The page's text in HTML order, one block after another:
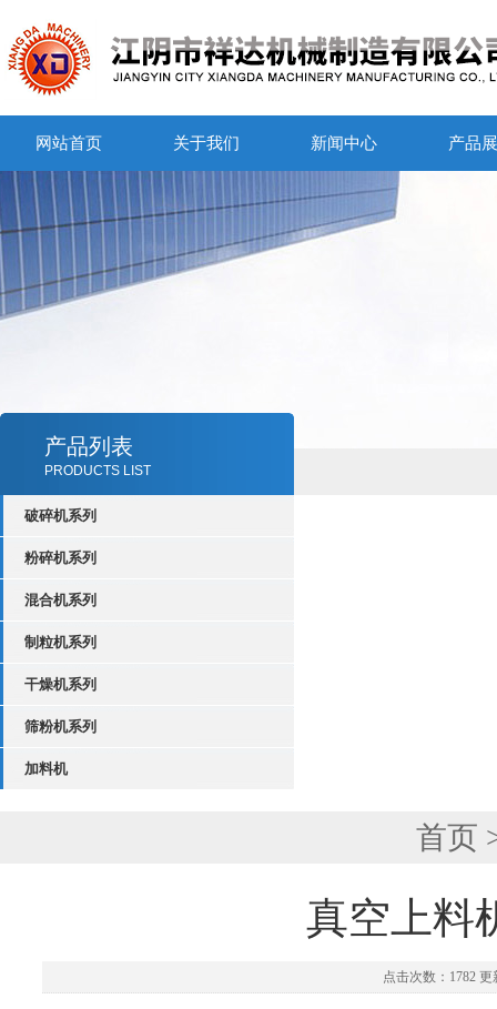
网站首页 关于我们 新闻中心 产品
产品列表
PRODUCTS LIST
破碎机系列
粉碎机系列
混合机系列
制粒机系列
干燥机系列
筛粉机系列
加料机
首页
真空上料
点击次数：1782 更